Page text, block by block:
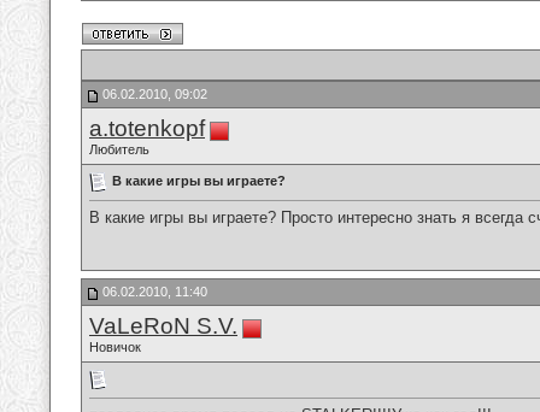
06.02.2010, 09:02
a.totenkopf
Любитель
В какие игры вы играете?
В какие игры вы играете? Просто интересно знать я
06.02.2010, 11:40
VaLeRoN S.V.
Новичок